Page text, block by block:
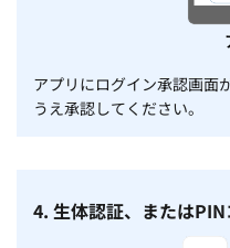
アプリにログイン承認画面
うえ承認してください。
4. 生体認証、または